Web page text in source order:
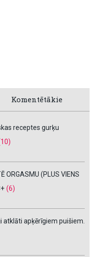
Komentētākie
receptes gurķu
ORGASMU (PLUS VIENS
(6)
atklāti apķērīgiem puišiem.